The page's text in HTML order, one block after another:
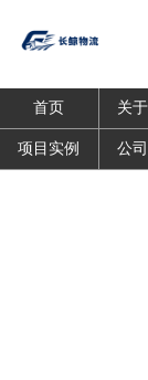
首页 关
项目实例 公